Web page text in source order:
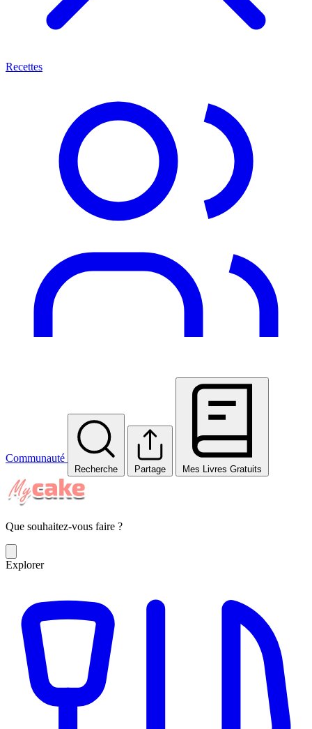
Recettes
Communauté
Recherche Partage Mes Livres Gratuits
Que souhaitez-vous faire ?
Explorer